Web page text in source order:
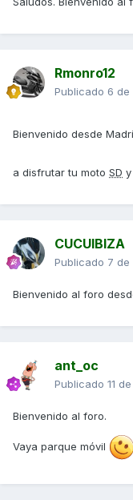
Rmonro12
Publicado 6 de
Bienvenido desde
a disfrutar tu moto SD
CUCUIBIZA
Publicado 7 de
Bienvenido al foro
ant_oc
Publicado 11
Bienvenido al foro.
Vaya parque móvil